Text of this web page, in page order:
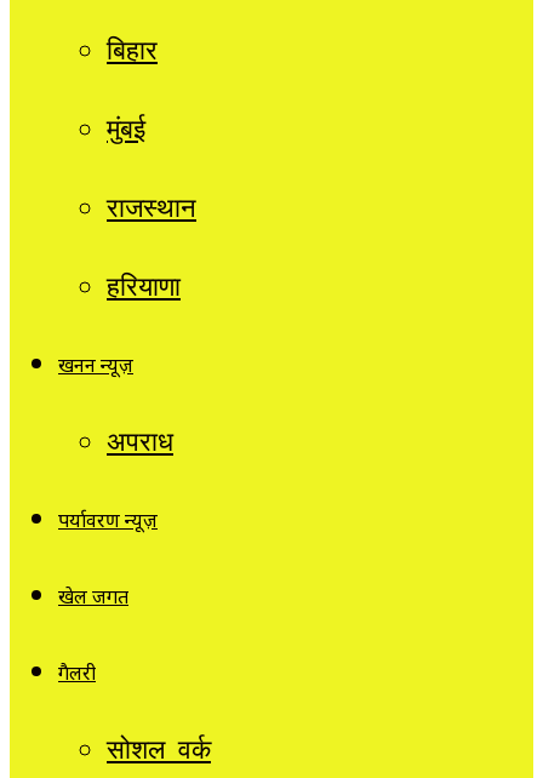
बिहार
मुंबई
राजस्थान
हरियाणा
खनन न्यूज़
अपराध
पर्यावरण न्यूज़
खेल जगत
गैलरी
सोशल वर्क